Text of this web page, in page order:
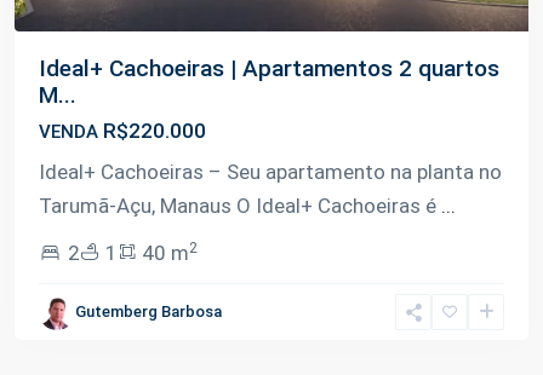
Ideal+ Cachoeiras | Apartamentos 2 quartos
M...
VENDA R$220.000
Ideal+ Cachoeiras – Seu apartamento na planta no
Tarumã-Açu, Manaus O Ideal+ Cachoeiras é ...
2
1 40 m2
Gutemberg Barbosa